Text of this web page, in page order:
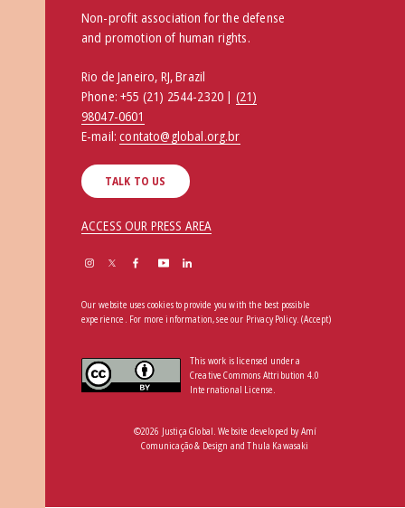
Non-profit association for the defense
and promotion of human rights.
Rio de Janeiro, RJ, Brazil
Phone:+55 (21) 2544-2320 | (21)
98047-0601
E-mail:contato@global.org.br
TALK TO US
ACCESS OUR PRESS AREA
Our website uses cookies to provide you with the best possible
experience. For more information, see our Privacy Policy.(Accept)
This work is licensed under a
Creative Commons Attribution 4.0
International License.
©2026 Justiça Global. Website developed byAmí
Comunicação & Design andThula Kawasaki